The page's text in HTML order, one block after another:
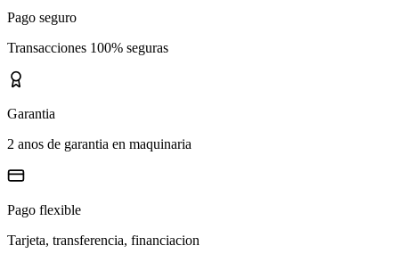
Pago seguro
Transacciones 100% seguras
Garantia
2 anos de garantia en maquinaria
Pago flexible
Tarjeta, transferencia, financiacion